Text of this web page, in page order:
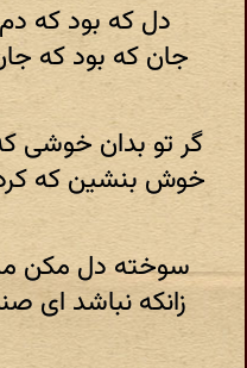
دل که بود که دم
جان که بود که
گر تو بدان خوشی
خوش بنشین که
سوخته دل مکن
زانکه نباشد ای